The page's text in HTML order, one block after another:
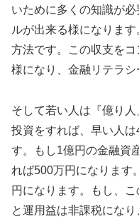
いために多くの知識が
ルが出来る様になりま
方法です。この収支を
様になり、金融リテラシ
そして若い人は『億り
投資をすれば、早い人
す。もし1億円の金融資
れば500万円になります
円になります。もし、
と運用益は非課税にな